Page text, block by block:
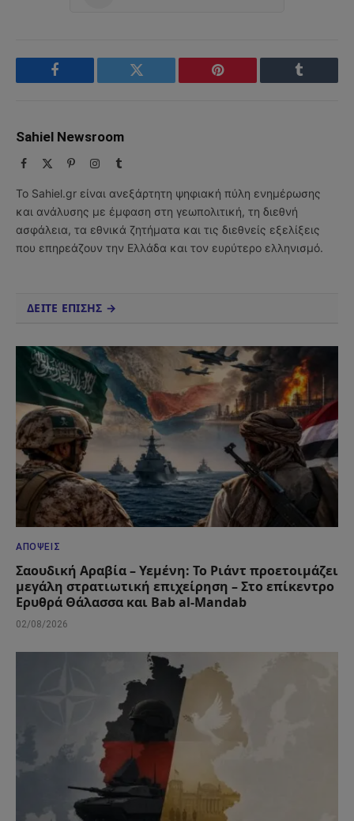
Facebook Twitter Pinterest Tumblr
Sahiel Newsroom
Facebook PinterestInstagram
Tumblr
Το Sahiel.gr είναι ανεξάρτητη ψηφιακή πύλη ενημέρωσης
και ανάλυσης με έμφαση στη γεωπολιτική, τη διεθνή
ασφάλεια, τα εθνικά ζητήματα και τις διεθνείς εξελίξεις
που επηρεάζουν την Ελλάδα και τον ευρύτερο ελληνισμό.
ΔΕΙΤΕ ΕΠΙΣΗΣ →
ΑΠΌΨΕΙΣ
Σαουδική Αραβία – Υεμένη: Το Ριάντ προετοιμάζει
μεγάλη στρατιωτική επιχείρηση – Στο επίκεντρο
Ερυθρά Θάλασσα και Bab al-Mandab
02/08/2026